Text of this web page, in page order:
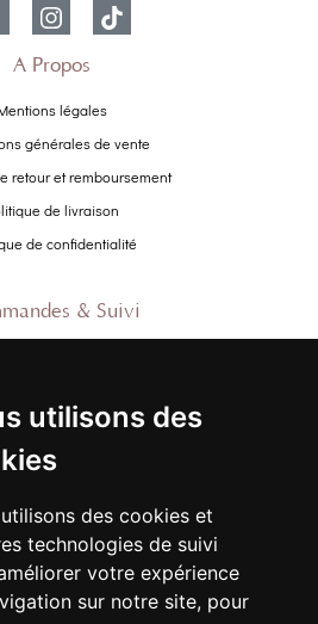
utilisons des
des cookies et
technologies de suivi
votre expérience
sur notre site, pour
À Propos
légales
générales de vente
retour et remboursement
de livraison
de confidentialité
& Suivi
ma commande
Nouveautés
Promo Femme
Promo Homme